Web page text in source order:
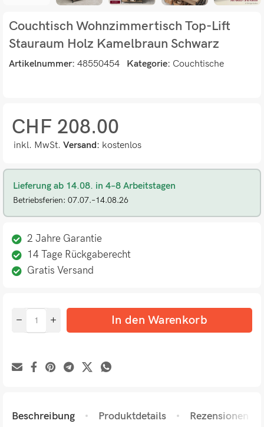
Couchtisch Wohnzimmertisch Top-Lift
Stauraum Holz Kamelbraun Schwarz
Artikelnummer: 48550454 Kategorie: Couchtische
CHF 208.00
inkl. MwSt. Versand: kostenlos
Lieferung ab 14.08. in 4–8 Arbeitstagen
Betriebsferien: 07.07.–14.08.26
2 Jahre Garantie
14 Tage Rückgaberecht
Gratis Versand
In den Warenkorb
Beschreibung Produktdetails Rezensionen (0)